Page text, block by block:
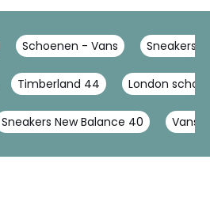
Schoenen - Vans Sneakers -
Timberland 44 London
Sneakers New Balance 40 Vans